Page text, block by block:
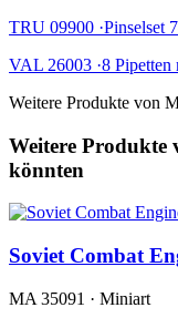
TRU 09900 ·Pinselset
VAL 26003 ·8
Weitere Produkte von
Weitere Produkte
könnten
Soviet Combat
MA 35091 · Miniart